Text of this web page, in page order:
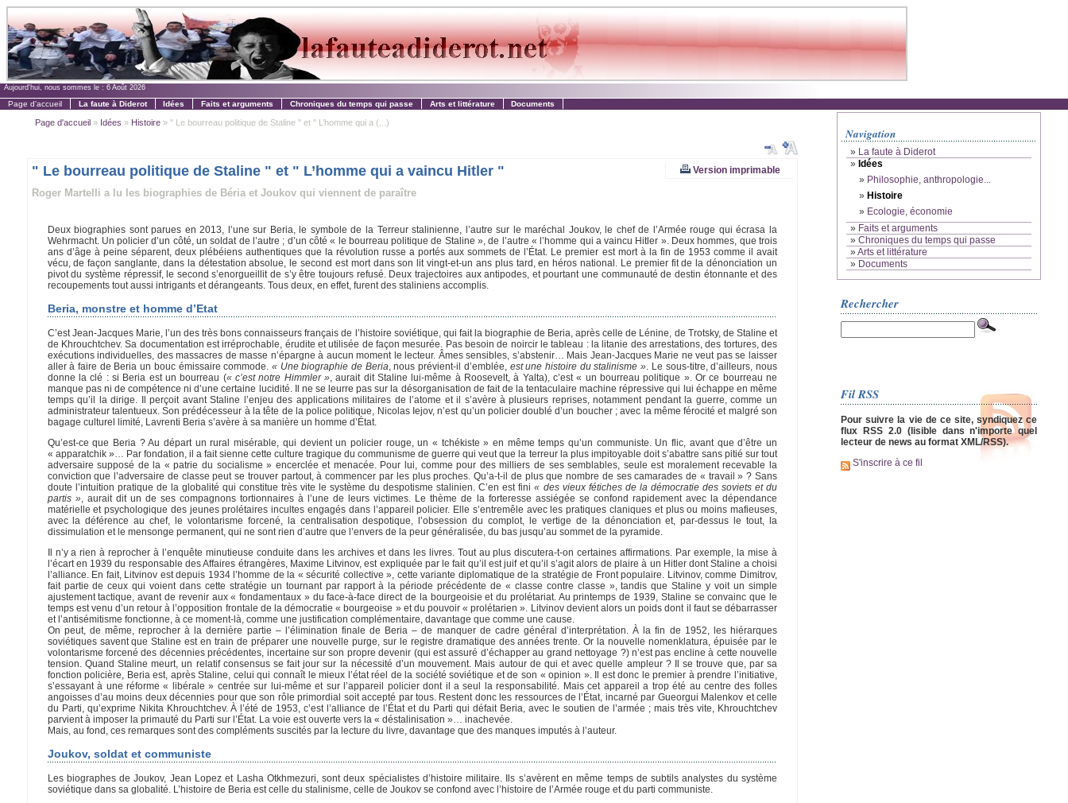
Aujourd'hui, nous sommes le : 6 Août 2026
Page d'accueil La faute à Diderot Idées Faits et arguments Chroniques du temps qui passe Arts et littérature Documents
Page d'accueil» Idées » Histoire» " Le bourreau politique de Staline " et " L’homme qui a (...)
Version imprimable
" Le bourreau politique de Staline " et " L’homme qui a vaincu Hitler "
Roger Martelli a lu les biographies de Béria et Joukov qui viennent de paraître
Deux biographies sont parues en 2013, l’une sur Beria, le symbole de la Terreur stalinienne, l’autre sur le maréchal Joukov, le chef de l’Armée rouge qui écrasa la
Wehrmacht. Un policier d’un côté, un soldat de l’autre ; d’un côté « le bourreau politique de Staline », de l’autre « l’homme qui a vaincu Hitler ». Deux hommes, que trois
ans d’âge à peine séparent, deux plébéiens authentiques que la révolution russe a portés aux sommets de l’État. Le premier est mort à la fin de 1953 comme il avait
vécu, de façon sanglante, dans la détestation absolue, le second est mort dans son lit vingt-et-un ans plus tard, en héros national. Le premier fit de la dénonciation un
pivot du système répressif, le second s’enorgueillit de s’y être toujours refusé. Deux trajectoires aux antipodes, et pourtant une communauté de destin étonnante et des
recoupements tout aussi intrigants et dérangeants. Tous deux, en effet, furent des staliniens accomplis.
Beria, monstre et homme d’Etat
C’est Jean-Jacques Marie, l’un des très bons connaisseurs français de l’histoire soviétique, qui fait la biographie de Beria, après celle de Lénine, de Trotsky, de Staline et
de Khrouchtchev. Sa documentation est irréprochable, érudite et utilisée de façon mesurée. Pas besoin de noircir le tableau : la litanie des arrestations, des tortures, des
exécutions individuelles, des massacres de masse n’épargne à aucun moment le lecteur. Âmes sensibles, s’abstenir… Mais Jean-Jacques Marie ne veut pas se laisser
aller à faire de Beria un bouc émissaire commode. « Une biographie de Beria , nous prévient-il d’emblée, est une histoire du stalinisme » . Le sous-titre, d’ailleurs, nous
donne la clé : si Beria est un bourreau (« c’est notre Himmler », aurait dit Staline lui-même à Roosevelt, à Yalta), c’est « un bourreau politique ». Or ce bourreau ne
manque pas ni de compétence ni d’une certaine lucidité. Il ne se leurre pas sur la désorganisation de fait de la tentaculaire machine répressive qui lui échappe en même
temps qu’il la dirige. Il perçoit avant Staline l’enjeu des applications militaires de l’atome et il s’avère à plusieurs reprises, notamment pendant la guerre, comme un
administrateur talentueux. Son prédécesseur à la tête de la police politique, Nicolas Iejov, n’est qu’un policier doublé d’un boucher ; avec la même férocité et malgré son
bagage culturel limité, Lavrenti Beria s’avère à sa manière un homme d’État.
Qu’est-ce que Beria ? Au départ un rural misérable, qui devient un policier rouge, un « tchékiste » en même temps qu’un communiste. Un flic, avant que d’être un
« apparatchik »… Par fondation, il a fait sienne cette culture tragique du communisme de guerre qui veut que la terreur la plus impitoyable doit s’abattre sans pitié sur tout
adversaire supposé de la « patrie du socialisme » encerclée et menacée. Pour lui, comme pour des milliers de ses semblables, seule est moralement recevable la
conviction que l’adversaire de classe peut se trouver partout, à commencer par les plus proches. Qu’a-t-il de plus que nombre de ses camarades de « travail » ? Sans
doute l’intuition pratique de la globalité qui constitue très vite le système du despotisme stalinien. C’en est fini« des vieux fétiches de la démocratie des soviets et du
partis », aurait dit un de ses compagnons tortionnaires à l’une de leurs victimes. Le thème de la forteresse assiégée se confond rapidement avec la dépendance
matérielle et psychologique des jeunes prolétaires incultes engagés dans l’appareil policier. Elle s’entremêle avec les pratiques claniques et plus ou moins mafieuses,
avec la déférence au chef, le volontarisme forcené, la centralisation despotique, l’obsession du complot, le vertige de la dénonciation et, par-dessus le tout, la
dissimulation et le mensonge permanent, qui ne sont rien d’autre que l’envers de la peur généralisée, du bas jusqu’au sommet de la pyramide.
Il n’y a rien à reprocher à l’enquête minutieuse conduite dans les archives et dans les livres. Tout au plus discutera-t-on certaines affirmations. Par exemple, la mise à
l’écart en 1939 du responsable des Affaires étrangères, Maxime Litvinov, est expliquée par le fait qu’il est juif et qu’il s’agit alors de plaire à un Hitler dont Staline a choisi
l’alliance. En fait, Litvinov est depuis 1934 l’homme de la « sécurité collective », cette variante diplomatique de la stratégie de Front populaire. Litvinov, comme Dimitrov,
fait partie de ceux qui voient dans cette stratégie un tournant par rapport à la période précédente de « classe contre classe », tandis que Staline y voit un simple
ajustement tactique, avant de revenir aux « fondamentaux » du face-à-face direct de la bourgeoisie et du prolétariat. Au printemps de 1939, Staline se convainc que le
temps est venu d’un retour à l’opposition frontale de la démocratie « bourgeoise » et du pouvoir « prolétarien ». Litvinov devient alors un poids dont il faut se débarrasser
et l’antisémitisme fonctionne, à ce moment-là, comme une justification complémentaire, davantage que comme une cause.
On peut, de même, reprocher à la dernière partie – l’élimination finale de Beria – de manquer de cadre général d’interprétation. À la fin de 1952, les hiérarques
soviétiques savent que Staline est en train de préparer une nouvelle purge, sur le registre dramatique des années trente. Or la nouvelle nomenklatura, épuisée par le
volontarisme forcené des décennies précédentes, incertaine sur son propre devenir (qui est assuré d’échapper au grand nettoyage ?) n’est pas encline à cette nouvelle
tension. Quand Staline meurt, un relatif consensus se fait jour sur la nécessité d’un mouvement. Mais autour de qui et avec quelle ampleur ? Il se trouve que, par sa
fonction policière, Beria est, après Staline, celui qui connaît le mieux l’état réel de la société soviétique et de son « opinion ». Il est donc le premier à prendre l’initiative,
s’essayant à une réforme « libérale » centrée sur lui-même et sur l’appareil policier dont il a seul la responsabilité. Mais cet appareil a trop été au centre des folles
angoisses d’au moins deux décennies pour que son rôle primordial soit accepté par tous. Restent donc les ressources de l’État, incarné par Gueorgui Malenkov et celle
du Parti, qu’exprime Nikita Khrouchtchev. À l’été de 1953, c’est l’alliance de l’État et du Parti qui défait Beria, avec le soutien de l’armée ; mais très vite, Khrouchtchev
parvient à imposer la primauté du Parti sur l’État. La voie est ouverte vers la « déstalinisation »… inachevée.
Mais, au fond, ces remarques sont des compléments suscités par la lecture du livre, davantage que des manques imputés à l’auteur.
Joukov, soldat et communiste
Les biographes de Joukov, Jean Lopez et Lasha Otkhmezuri, sont deux spécialistes d’histoire militaire. Ils s’avèrent en même temps de subtils analystes du système
soviétique dans sa globalité. L’histoire de Beria est celle du stalinisme, celle de Joukov se confond avec l’histoire de l’Armée rouge et du parti communiste.
Navigation
» La faute à Diderot
» Idées
» Philosophie, anthropologie...
» Histoire
» Ecologie, économie
» Faits et arguments
» Chroniques du temps qui passe
»Arts et littérature
» Documents
Rechercher
Fil RSS
Pour suivre la vie de ce site, syndiquez ce
flux RSS 2.0 (lisible dans n'importe quel
lecteur de news au format XML/RSS).
S'inscrire à ce fil